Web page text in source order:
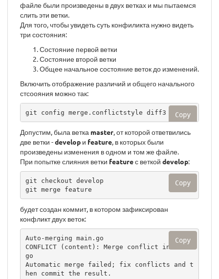
файле были произведены в двух ветках и мы пытаемся
слить эти ветки.
Для того, чтобы увидеть суть конфиликта нужно видеть
три состояния:
Состояние первой ветки
Состояние второй ветки
Общее начальное состояние веток до изменений.
Включить отображение различий и общего начального
стсоояния можно так:
git config merge.conflictstyle diff3 Copy
Допустим, была ветка master, от которой ответвились
две ветки -develop и feature, в которых были
произведены изменения в одном и том же файле.
При попытке слияния ветки featureс веткой develop:
git checkout develop
git merge feature
Copy
будет создан коммит, в котором зафиксирован
конфликт двух веток:
Auto-merging main.go
CONFLICT (content): Merge conflict in main.
go
Automatic merge failed; fix conflicts and t
hen commit the result.
Copy